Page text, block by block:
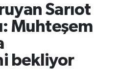
Sarıot
Muhteşem
bekliyor